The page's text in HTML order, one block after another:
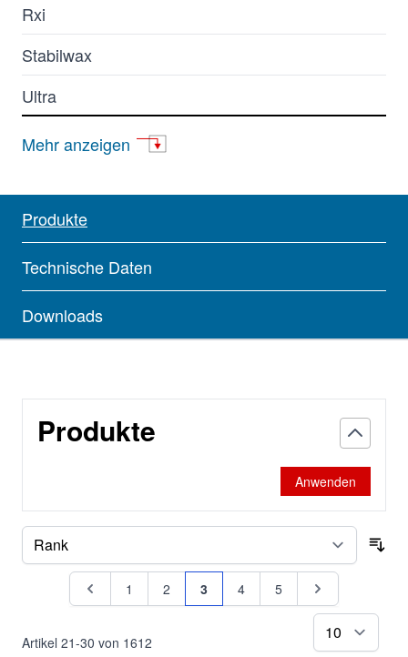
Rxi
Stabilwax
Ultra
FameWax
MXT
Restek-Carbowax GC
Restek-HayeSep
Restek-Porapak
Viva
Mehr anzeigen
Produkte
Technische Daten
Downloads
Produkte
Anwenden
Artikel 21-30 von 1612
Seite
Seite Seite
1 Seite
2 Sie lesen gerade Seite
3 Seite
4 Seite
5 Seite